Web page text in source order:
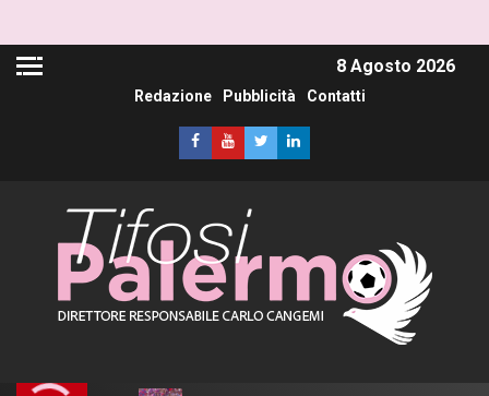
8 Agosto 2026
Redazione Pubblicità Contatti